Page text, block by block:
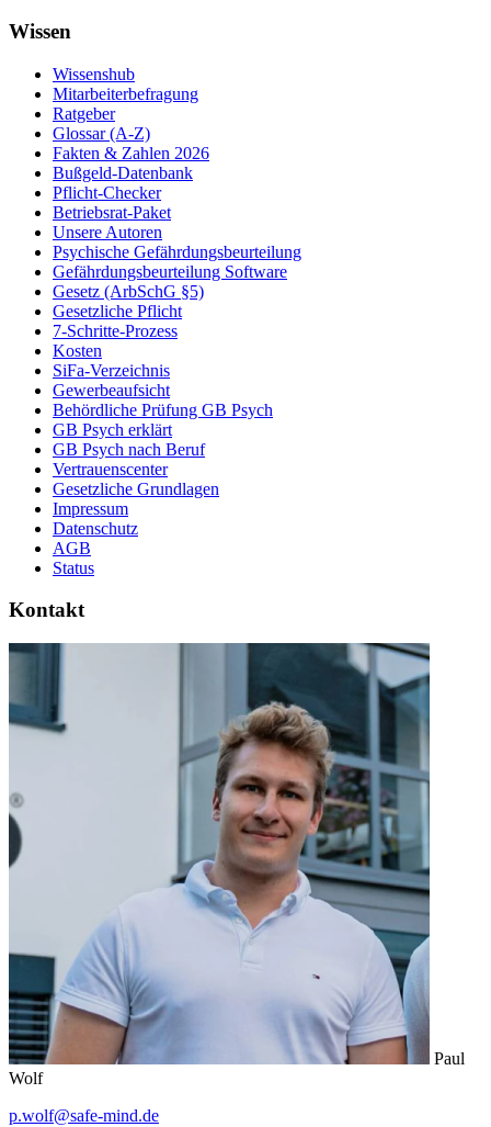
Wissen
Wissenshub
Mitarbeiterbefragung
Ratgeber
Glossar (A-Z)
Fakten & Zahlen 2026
Bußgeld-Datenbank
Pflicht-Checker
Betriebsrat-Paket
Unsere Autoren
Psychische Gefährdungsbeurteilung
Gefährdungsbeurteilung Software
Gesetz (ArbSchG §5)
Gesetzliche Pflicht
7-Schritte-Prozess
Kosten
SiFa-Verzeichnis
Gewerbeaufsicht
Behördliche Prüfung GB Psych
GB Psych erklärt
GB Psych nach Beruf
Vertrauenscenter
Gesetzliche Grundlagen
Impressum
Datenschutz
AGB
Status
Kontakt
Paul
Wolf
p.wolf@safe-mind.de